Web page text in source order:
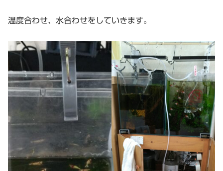
温度合わせ、水合わせをしていきます。